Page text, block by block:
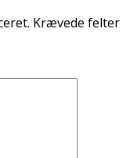
Krævede felter